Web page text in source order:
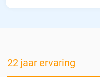
22 jaar ervaring